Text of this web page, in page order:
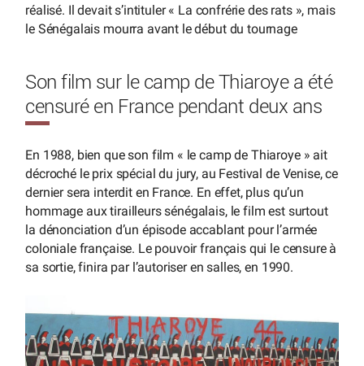
réalisé. Il devait s’intituler « La confrérie des rats », mais
le Sénégalais mourra avant le début du tournage
Son film sur le camp de Thiaroye a été
censuré en France pendant deux ans
En 1988, bien que son film « le camp de Thiaroye » ait
décroché le prix spécial du jury, au Festival de Venise, ce
dernier sera interdit en France. En effet, plus qu’un
hommage aux tirailleurs sénégalais, le film est surtout
la dénonciation d’un épisode accablant pour l’armée
coloniale française. Le pouvoir français qui le censure à
sa sortie, finira par l’autoriser en salles, en 1990.